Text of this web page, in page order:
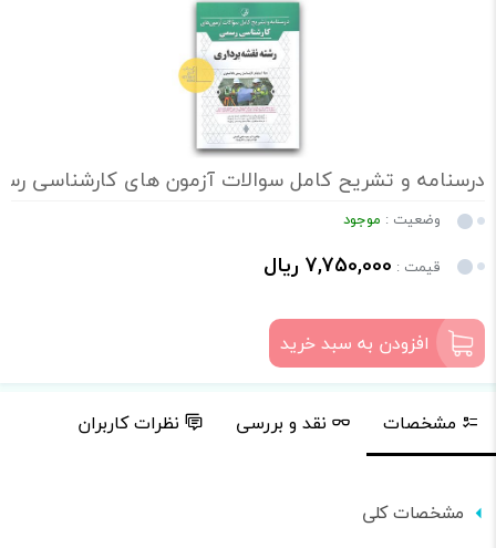
درسنامه و تشریح کامل سوالات آزمون های کارشناسی
وضعیت : موجود
قیمت : 7,750,000 ریال
افزودن به سبد خرید
مشخصات نقد و بررسی نظرات کاربران
مشخصات کلی